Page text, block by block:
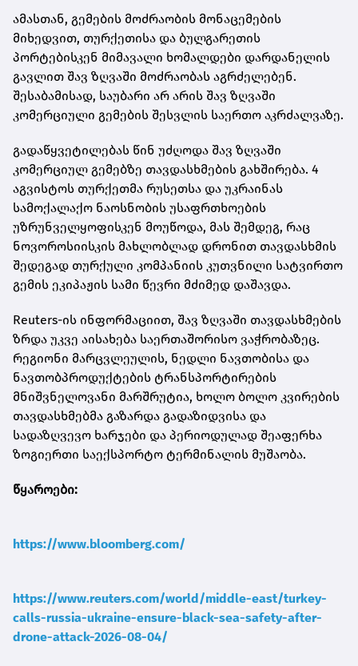
ამასთან, გემების მოძრაობის მონაცემების
მიხედვით, თურქეთისა და ბულგარეთის
პორტებისკენ მიმავალი ხომალდები დარდანელის
გავლით შავ ზღვაში მოძრაობას აგრძელებენ.
შესაბამისად, საუბარი არ არის შავ ზღვაში
კომერციული გემების შესვლის საერთო აკრძალვაზე.
გადაწყვეტილებას წინ უძღოდა შავ ზღვაში
კომერციულ გემებზე თავდასხმების გახშირება. 4
აგვისტოს თურქეთმა რუსეთსა და უკრაინას
სამოქალაქო ნაოსნობის უსაფრთხოების
უზრუნველყოფისკენ მოუწოდა, მას შემდეგ, რაც
ნოვოროსიისკის მახლობლად დრონით თავდასხმის
შედეგად თურქული კომპანიის კუთვნილი სატვირთო
გემის ეკიპაჟის სამი წევრი მძიმედ დაშავდა.
Reuters-ის ინფორმაციით, შავ ზღვაში თავდასხმების
ზრდა უკვე აისახება საერთაშორისო ვაჭრობაზეც.
რეგიონი მარცვლეულის, ნედლი ნავთობისა და
ნავთობპროდუქტების ტრანსპორტირების
მნიშვნელოვანი მარშრუტია, ხოლო ბოლო კვირების
თავდასხმებმა გაზარდა გადაზიდვისა და
სადაზღვევო ხარჯები და პერიოდულად შეაფერხა
ზოგიერთი საექსპორტო ტერმინალის მუშაობა.
წყაროები:
https://www.bloomberg.com/
https://www.reuters.com/world/middle-east/turkey-
calls-russia-ukraine-ensure-black-sea-safety-after-
drone-attack-2026-08-04/